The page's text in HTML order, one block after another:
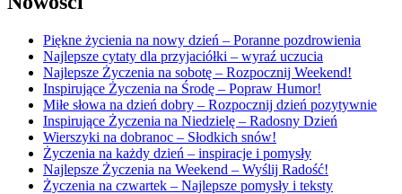
Piękne życienia na nowy dzień – Poranne pozdrowienia
Najlepsze cytaty dla przyjaciółki – wyraź uczucia
Najlepsze Życzenia na sobotę – Rozpocznij Weekend!
Inspirujące Życzenia na Środę – Popraw Humor!
Miłe słowa na dzień dobry – Rozpocznij dzień pozytywnie
Inspirujące Życzenia na Niedzielę – Radosny Dzień
Wierszyki na dobranoc – Słodkich snów!
Życzenia na każdy dzień – inspiracje i pomysły
Najlepsze Życzenia na Weekend – Wyślij Radość!
Życzenia na czwartek – Najlepsze pomysły i teksty